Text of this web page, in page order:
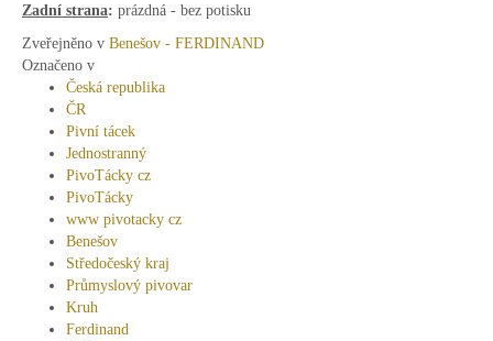
Zadní strana: prázdná - bez potisku
Zveřejněno v Benešov - FERDINAND
Označeno v
Česká republika
ČR
Pivní tácek
Jednostranný
PivoTácky cz
PivoTácky
www pivotacky cz
Benešov
Středočeský kraj
Průmyslový pivovar
Kruh
Ferdinand